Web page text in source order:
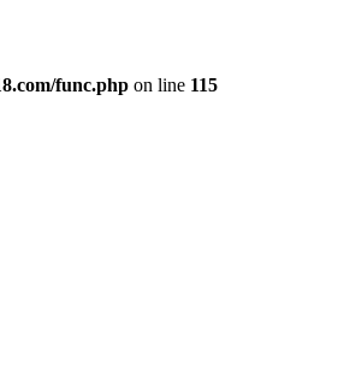
func.php on line 115